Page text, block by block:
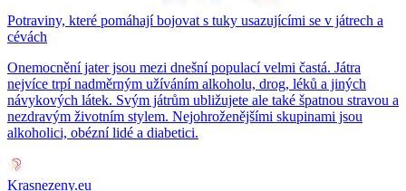
Potraviny, které pomáhají bojovat s tuky usazujícími se v játrech a
cévách
Onemocnění jater jsou mezi dnešní populací velmi častá. Játra
nejvíce trpí nadměrným užíváním alkoholu, drog, léků a jiných
návykových látek. Svým játrům ubližujete ale také špatnou stravou a
nezdravým životním stylem. Nejohroženějšími skupinami jsou
alkoholici, obézní lidé a diabetici.
Krasnezeny.eu